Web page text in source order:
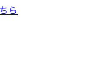
ら